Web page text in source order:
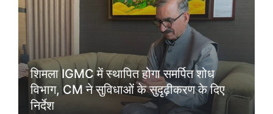
शिमला IGMC में स्थापित होगा समर्पित शोध
विभाग, CM ने सुविधाओं के सुदृढ़ीकरण के दिए
निर्देश